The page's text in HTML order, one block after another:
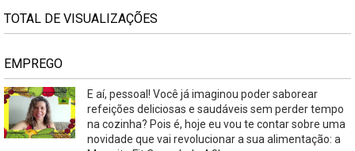
TOTAL DE VISUALIZAÇÕES
EMPREGO
E aí, pessoal! Você já imaginou poder saborear
refeições deliciosas e saudáveis ​​sem perder tempo
na cozinha? Pois é, hoje eu vou te contar sobre uma
novidade que vai revolucionar a sua alimentação: a